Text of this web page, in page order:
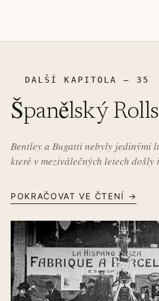
DALŠÍ KAPITOLA – 35
Španělský
Bentley a Bugatti nebyly jedinými
které v meziválečných letech
POKRAČOVAT VE ČTENÍ →